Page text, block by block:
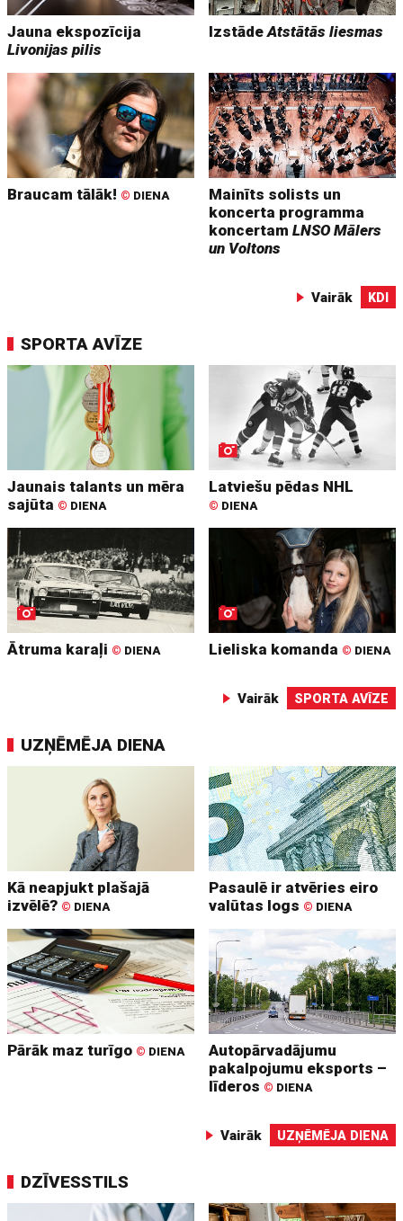
Jauna ekspozīcija
Livonijas pilis
IzstādeAtstātās liesmas
Braucam tālāk! © DIENA
Mainīts solists un
koncerta programma
koncertamLNSO Mālers
un Voltons
Vairāk KDI
SPORTA AVĪZE
Jaunais talants un mēra
sajūta © DIENA
Latviešu pēdas NHL
© DIENA
Ātruma karaļi © DIENA Lieliska komanda © DIENA
Vairāk SPORTA AVĪZE
UZŅĒMĒJA DIENA
Kā neapjukt plašajā
izvēlē? © DIENA
Pasaulē ir atvēries eiro
valūtas logs © DIENA
Pārāk maz turīgo © DIENA
Autopārvadājumu
pakalpojumu eksports –
līderos © DIENA
Vairāk UZŅĒMĒJA DIENA
DZĪVESSTILS